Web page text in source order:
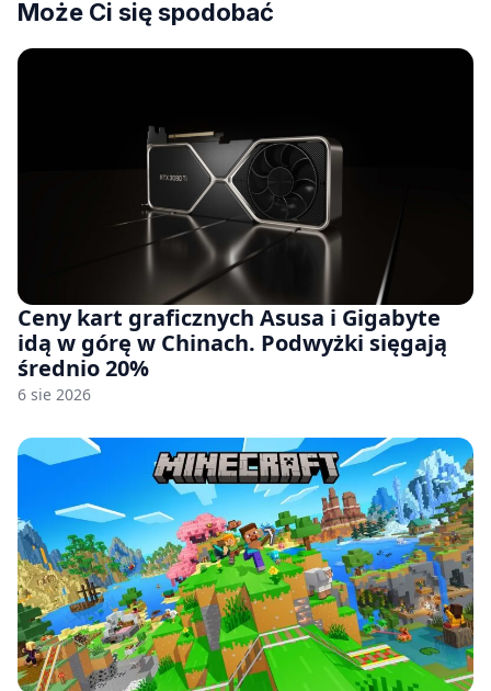
Może Ci się spodobać
Ceny kart graficznych Asusa i Gigabyte
idą w górę w Chinach. Podwyżki sięgają
średnio 20%
6 sie 2026